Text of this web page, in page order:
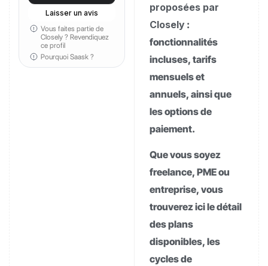
Laisser un avis
Vous faites partie de
Closely ?Revendiquez
ce profil
Pourquoi Saask ?
proposées par
Closely:
fonctionnalités
incluses, tarifs
mensuels et
annuels, ainsi que
les options de
paiement.
Que vous soyez
freelance, PME ou
entreprise, vous
trouverez ici le détail
des plans
disponibles, les
cycles de